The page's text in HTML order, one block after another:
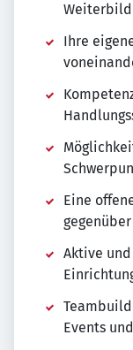
Ihre
Eine
Aktive
Events